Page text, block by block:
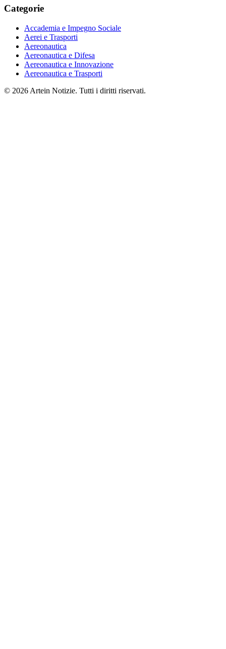
Categorie
Accademia e Impegno Sociale
Aerei e Trasporti
Aereonautica
Aereonautica e Difesa
Aereonautica e Innovazione
Aereonautica e Trasporti
© 2026 Artein Notizie. Tutti i diritti riservati.